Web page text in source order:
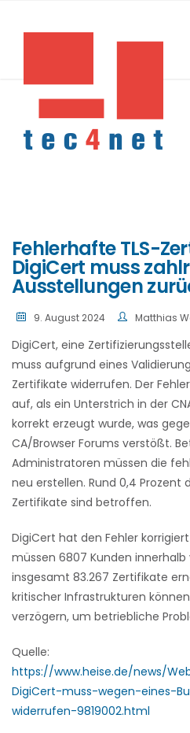
Fehlerhafte TLS-
DigiCert muss
Ausstellungen
9. August 2024 Matthias
DigiCert, eine
muss aufgrund eines
Zertifikate widerrufen. Der
auf, als ein Unterstrich in der
korrekt erzeugt wurde, was
CA/Browser Forums verstößt.
Administratoren müssen die
neu erstellen. Rund 0,4 Prozent
Zertifikate sind betroffen.
DigiCert hat den Fehler
müssen 6807 Kunden
insgesamt 83.267 Zertifikate
kritischer Infrastrukturen
verzögern, um betriebliche
Quelle:
https://www.heise.de/news/
DigiCert-muss-wegen-eines-
widerrufen-9819002.html